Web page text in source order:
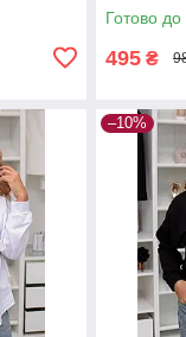
Готово до
495 ₴
–10%